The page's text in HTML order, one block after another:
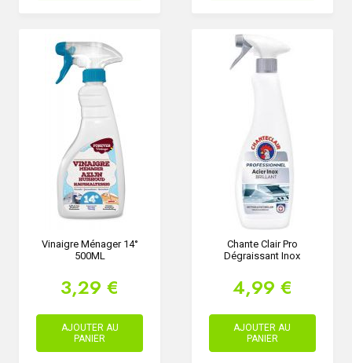
Vinaigre Ménager 14°
500ML
3,29 €
AJOUTER AU
PANIER
Chante Clair Pro
Dégraissant Inox
4,99 €
AJOUTER AU
PANIER